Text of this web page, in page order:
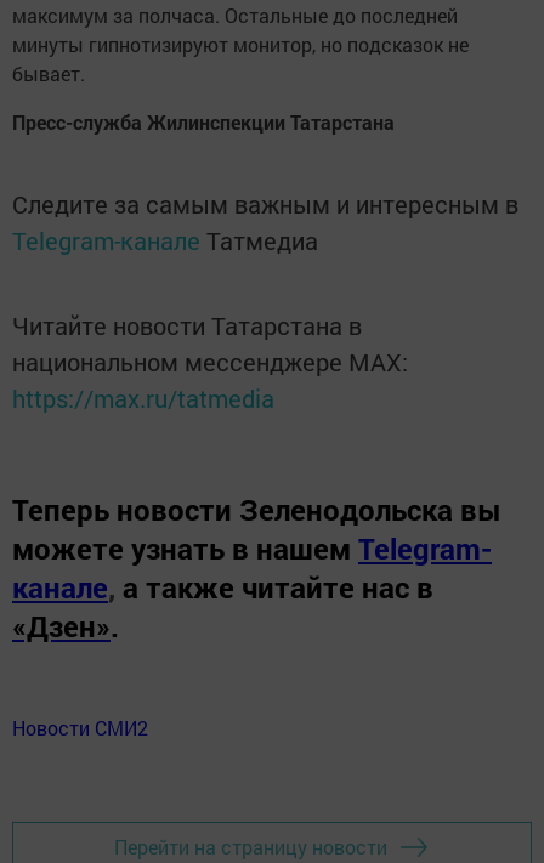
максимум за полчаса. Остальные до последней
минуты гипнотизируют монитор, но подсказок не
бывает.
Пресс-служба Жилинспекции Татарстана
Следите за самым важным и интересным в
Telegram-канале Татмедиа
Читайте новости Татарстана в
национальном мессенджере MАХ:
https://max.ru/tatmedia
Теперь новости Зеленодольска вы
можете узнать в нашем Telegram-
канале, а также читайте нас в
«Дзен».
Новости СМИ2
Перейти на страницу новости